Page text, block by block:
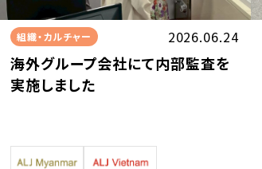
組織・カルチャー 2026.06.24
海外グループ会社にて内部監査を
実施しました